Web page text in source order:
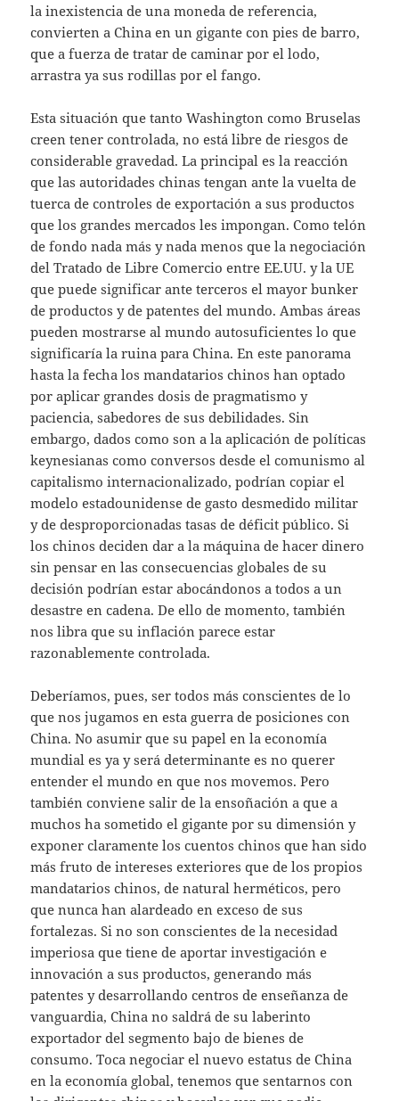
la inexistencia de una moneda de referencia,
convierten a China en un gigante con pies de barro,
que a fuerza de tratar de caminar por el lodo,
arrastra ya sus rodillas por el fango.
Esta situación que tanto Washington como Bruselas
creen tener controlada, no está libre de riesgos de
considerable gravedad. La principal es la reacción
que las autoridades chinas tengan ante la vuelta de
tuerca de controles de exportación a sus productos
que los grandes mercados les impongan. Como telón
de fondo nada más y nada menos que la negociación
del Tratado de Libre Comercio entre EE.UU. y la UE
que puede significar ante terceros el mayor bunker
de productos y de patentes del mundo. Ambas áreas
pueden mostrarse al mundo autosuficientes lo que
significaría la ruina para China. En este panorama
hasta la fecha los mandatarios chinos han optado
por aplicar grandes dosis de pragmatismo y
paciencia, sabedores de sus debilidades. Sin
embargo, dados como son a la aplicación de políticas
keynesianas como conversos desde el comunismo al
capitalismo internacionalizado, podrían copiar el
modelo estadounidense de gasto desmedido militar
y de desproporcionadas tasas de déficit público. Si
los chinos deciden dar a la máquina de hacer dinero
sin pensar en las consecuencias globales de su
decisión podrían estar abocándonos a todos a un
desastre en cadena. De ello de momento, también
nos libra que su inflación parece estar
razonablemente controlada.
Deberíamos, pues, ser todos más conscientes de lo
que nos jugamos en esta guerra de posiciones con
China. No asumir que su papel en la economía
mundial es ya y será determinante es no querer
entender el mundo en que nos movemos. Pero
también conviene salir de la ensoñación a que a
muchos ha sometido el gigante por su dimensión y
exponer claramente los cuentos chinos que han sido
más fruto de intereses exteriores que de los propios
mandatarios chinos, de natural herméticos, pero
que nunca han alardeado en exceso de sus
fortalezas. Si no son conscientes de la necesidad
imperiosa que tiene de aportar investigación e
innovación a sus productos, generando más
patentes y desarrollando centros de enseñanza de
vanguardia, China no saldrá de su laberinto
exportador del segmento bajo de bienes de
consumo. Toca negociar el nuevo estatus de China
en la economía global, tenemos que sentarnos con